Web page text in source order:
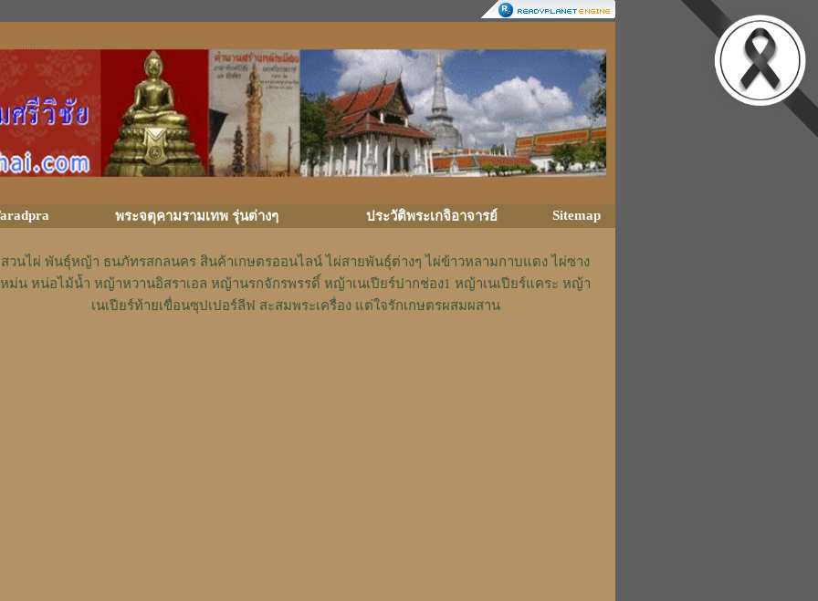
พระจตุคามรามเทพ รุ่นต่างๆ ประวัติพระเกจิอาจารย์ Sitemap
สวนไผ่ พันธุ์หญ้า ธนภัทรสกลนคร สินค้าเกษตรออนไลน์ ไผ่สายพันธุ์ต่างๆ ไผ่ข้าวหลามกาบแดง ไผ่ซาง
หม่น หน่อไม้น้ำ หญ้าหวานอิสราเอล หญ้านรกจักรพรรดิ์ หญ้าเนเปียร์ปากช่อง1 หญ้าเนเปียร์แคระ หญ้า
เนเปียร์ท้ายเขื่อนซุปเปอร์ลีฟ สะสมพระเครื่อง แต่ใจรักเกษตรผสมผสาน